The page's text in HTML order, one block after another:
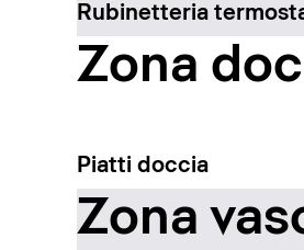
Rubinetteria
Zona
Piatti doccia
Zona